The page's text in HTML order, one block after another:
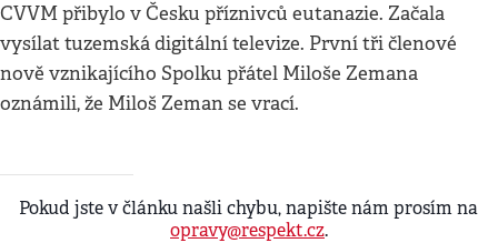
CVVM přibylo v Česku příznivců eutanazie. Začala
vysílat tuzemská digitální televize. První tři členové
nově vznikajícího Spolku přátel Miloše Zemana
oznámili, že Miloš Zeman se vrací.
Pokud jste v článku našli chybu, napište nám prosím na
opravy@respekt.cz.